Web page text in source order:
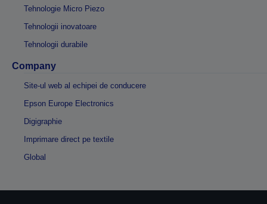
Tehnologie Micro Piezo
Tehnologii inovatoare
Tehnologii durabile
Company
Site-ul web al echipei de conducere
Epson Europe Electronics
Digigraphie
Imprimare direct pe textile
Global